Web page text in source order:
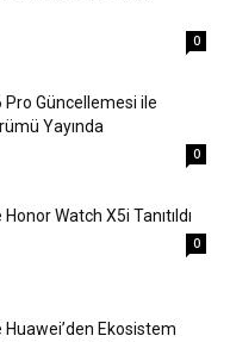
0
Pro Güncellemesi ile
Yayında
0
Watch X5i Tanıtıldı
0
Ekosistem